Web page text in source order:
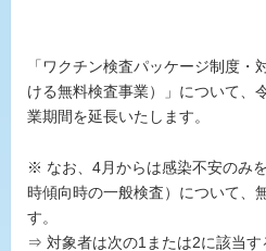
「ワクチン検査パッケージ制度・
ける無料検査事業）」について、
業期間を延長いたします。
※ なお、4月からは感染不安のみ
時傾向時の一般検査）について、
す。
⇒ 対象者は次の1または2に該当す